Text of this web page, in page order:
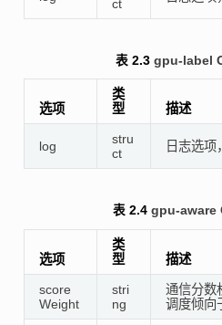
ct
表 2.3gpu-label
选项
类
型
描述
log
stru
ct
日志选项
表 2.4 gpu-aware
选项
类
型
描述
score
Weight
stri
ng
通信分数
调度倾向